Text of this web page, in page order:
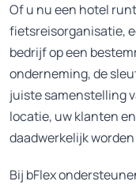
Of u nu een hotel
fietsreisorganisatie,
bedrijf op een
onderneming, de
juiste samenstelling
locatie, uw klanten
daadwerkelijk
Bij bFlex